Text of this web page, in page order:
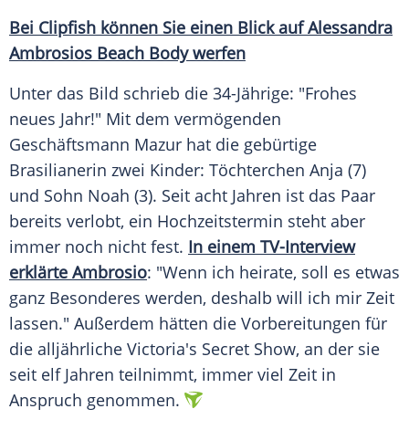
Bei Clipfish können Sie einen Blick auf Alessandra
Ambrosios Beach Body werfen
Unter das Bild schrieb die 34-Jährige: "Frohes
neues Jahr!" Mit dem vermögenden
Geschäftsmann Mazur hat die gebürtige
Brasilianerin zwei Kinder: Töchterchen Anja (7)
und Sohn Noah (3). Seit acht Jahren ist das Paar
bereits verlobt, ein Hochzeitstermin steht aber
immer noch nicht fest. In einem TV-Interview
erklärte Ambrosio: "Wenn ich heirate, soll es etwas
ganz Besonderes werden, deshalb will ich mir Zeit
lassen." Außerdem hätten die Vorbereitungen für
die alljährliche Victoria's Secret Show, an der sie
seit elf Jahren teilnimmt, immer viel Zeit in
Anspruch genommen.